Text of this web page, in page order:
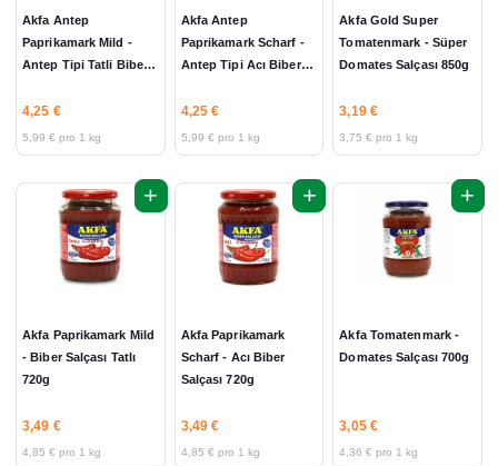
Akfa Antep
Paprikamark Mild -
Antep Tipi Tatli Biber
4,25 €
5,99 € pro 1 kg
Akfa Antep
Paprikamark Scharf -
Antep Tipi Acı Biber
4,25 €
5,99 € pro 1 kg
Akfa Gold Super
Tomatenmark - Süper
Domates Salçası 850g
3,19 €
3,75 € pro 1 kg
+
Akfa Paprikamark Mild
- Biber Salçası Tatlı
720g
3,49 €
4,85 € pro 1 kg
+
Akfa Paprikamark
Scharf - Acı Biber
Salçası 720g
3,49 €
4,85 € pro 1 kg
+
Akfa Tomatenmark -
Domates Salçası 700g
3,05 €
4,36 € pro 1 kg